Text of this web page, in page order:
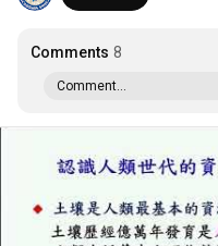
Comments 8
Comment...